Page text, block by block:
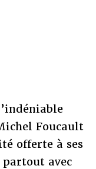
Foucault
offerte à ses
avec